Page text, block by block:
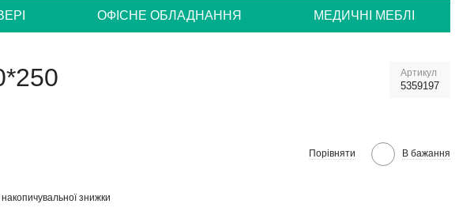
ОФІСНЕ ОБЛАДНАННЯ МЕДИЧНІ МЕБЛІ
Артикул
5359197
Порівняти В бажання
знижки